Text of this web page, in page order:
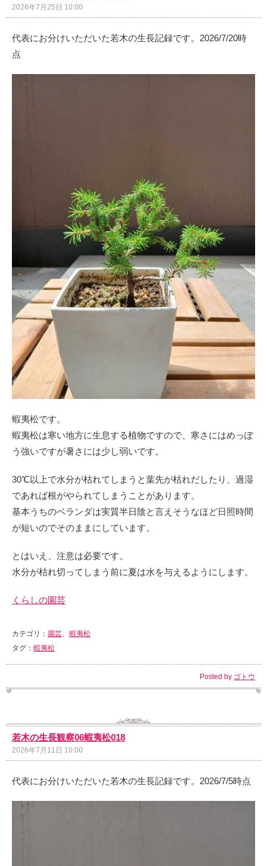
2026年7月25日 10:00
代表にお分けいただいた若木の生長記録です。2026/7/20時
点
蝦夷松です。
蝦夷松は寒い地方に生息する植物ですので、寒さにはめっぽ
う強いですが暑さには少し弱いです。
30℃以上で水分が枯れてしまうと葉先が枯れだしたり、過湿
であれば根がやられてしまうことがあります。
基本うちのベランダは実質半日陰と言えそうなほど日照時間
が短いのでそのままにしています。
とはいえ、注意は必要です。
水分が枯れ切ってしまう前に夏は水を与えるようにします。
くらしの園芸
カテゴリ： 園芸
蝦夷松
タグ： 蝦夷松
Posted by ゴトウ
若木の生長観察06蝦夷松018
2026年7月11日 10:00
代表にお分けいただいた若木の生長記録です。2026/7/5時点